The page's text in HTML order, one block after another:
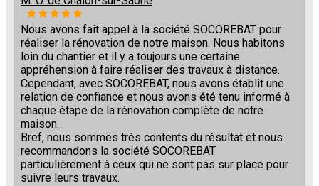
Nous avons fait appel à la société SOCOREBAT pour
réaliser la rénovation de notre maison. Nous habitons
loin du chantier et il y a toujours une certaine
appréhension à faire réaliser des travaux à distance.
Cependant, avec SOCOREBAT, nous avons établit une
relation de confiance et nous avons été tenu informé à
chaque étape de la rénovation complète de notre
maison.
Bref, nous sommes très contents du résultat et nous
recommandons la société SOCOREBAT
particulièrement à ceux qui ne sont pas sur place pour
suivre leurs travaux.